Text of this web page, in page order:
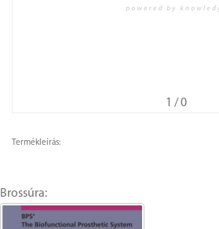
1 / 0
Termékleírás:
Brossúra: